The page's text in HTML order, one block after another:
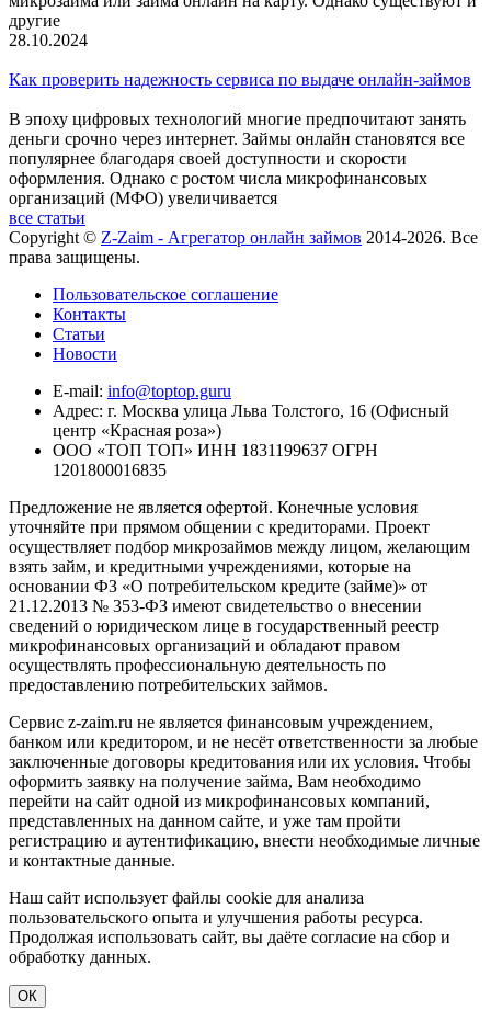
другие
28.10.2024
Как проверить надежность сервиса по выдаче онлайн-займов
В эпоху цифровых технологий многие предпочитают занять
деньги срочно через интернет. Займы онлайн становятся все
популярнее благодаря своей доступности и скорости
оформления. Однако с ростом числа микрофинансовых
организаций (МФО) увеличивается
все статьи
Copyright © Z-Zaim - Агрегатор онлайн займов 2014-2026. Все
права защищены.
Пользовательское соглашение
Контакты
Статьи
Новости
E-mail: info@toptop.guru
Адрес: г. Москва улица Льва Толстого, 16 (Офисный
центр «Красная роза»)
ООО «ТОП ТОП» ИНН 1831199637 ОГРН
1201800016835
Предложение не является офертой. Конечные условия
уточняйте при прямом общении с кредиторами. Проект
осуществляет подбор микрозаймов между лицом, желающим
взять займ, и кредитными учреждениями, которые на
основании ФЗ «О потребительском кредите (займе)» от
21.12.2013 № 353-ФЗ имеют свидетельство о внесении
сведений о юридическом лице в государственный реестр
микрофинансовых организаций и обладают правом
осуществлять профессиональную деятельность по
предоставлению потребительских займов.
Сервис z-zaim.ru не является финансовым учреждением,
банком или кредитором, и не несёт ответственности за любые
заключенные договоры кредитования или их условия. Чтобы
оформить заявку на получение займа, Вам необходимо
перейти на сайт одной из микрофинансовых компаний,
представленных на данном сайте, и уже там пройти
регистрацию и аутентификацию, внести необходимые личные
и контактные данные.
Наш сайт использует файлы cookie для анализа
пользовательского опыта и улучшения работы ресурса.
Продолжая использовать сайт, вы даёте согласие на сбор и
обработку данных.
ОК